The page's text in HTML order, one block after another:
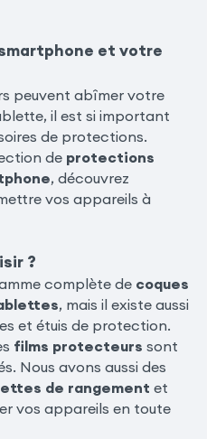
et votre
peuvent abîmer votre
il est si important
de protections.
de protections
, découvrez
vos appareils à
?
complète de coques
, mais il existe aussi
et étuis de protection.
films protecteurs sont
Nous avons aussi des
de rangement et
vos appareils en toute